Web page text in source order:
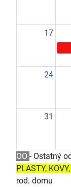
17
24
31
OO - Ostatný
PLASTY,
rod. domu